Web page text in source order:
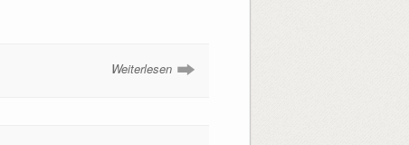
Weiterlesen